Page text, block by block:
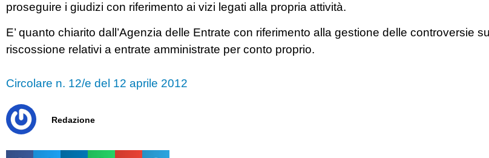
proseguire i giudizi con riferimento ai vizi legati alla propria attività.
E’ quanto chiarito dall’Agenzia delle Entrate con riferimento alla gestione delle controversie
riscossione relativi a entrate amministrate per conto proprio.
Circolare n. 12/e del 12 aprile 2012
Redazione